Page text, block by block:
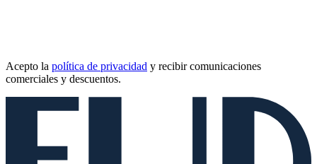
Acepto la política de privacidad y recibir comunicaciones
comerciales y descuentos.